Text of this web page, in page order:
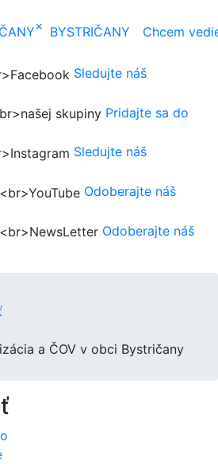
× BYSTRIČANY Chcem
Sledujte náš
Pridajte sa do
Sledujte náš
Odoberajte náš
Odoberajte náš
a ČOV v obci Bystričany